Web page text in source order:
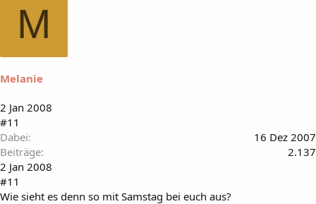
M
Melanie
2 Jan 2008
#11
Dabei
16 Dez 2007
Beiträge
2.137
2 Jan 2008
#11
Wie sieht es denn so mit Samstag bei euch aus?